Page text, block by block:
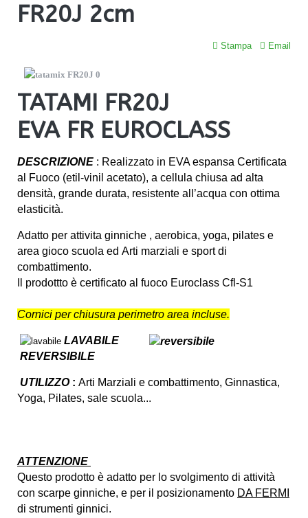
FR20J 2cm
Stampa Email
TATAMI FR20J
EVA FR EUROCLASS
DESCRIZIONE : Realizzato in EVA espansa Certificata
al Fuoco (etil-vinil acetato), a cellula chiusa ad alta
densità, grande durata, resistente all’acqua con ottima
elasticità.
Adatto per attivita ginniche , aerobica, yoga, pilates e
area gioco scuola ed Arti marziali e sport di
combattimento.
Il prodottto è certificato al fuoco Euroclass Cfl-S1
Cornici per chiusura perimetro area incluse.
LAVABILE
REVERSIBILE
UTILIZZO: Arti Marziali e combattimento, Ginnastica,
Yoga, Pilates, sale scuola...
ATTENZIONE
Questo prodotto è adatto per lo svolgimento di attività
con scarpe ginniche, e per il posizionamento DA FERMI
di strumenti ginnici.